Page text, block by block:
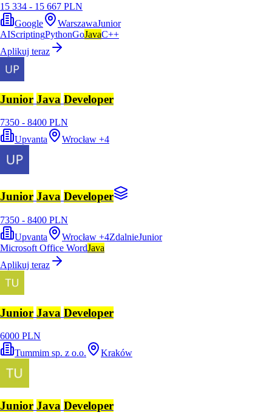
15 334 - 15 667 PLN
Google
WarszawaJunior
AIScriptingPythonGoJavaC++
Aplikuj teraz
Junior Java Developer
7350 - 8400 PLN
Upvanta
Wrocław +4
Junior Java Developer
7350 - 8400 PLN
Upvanta
Wrocław +4ZdalnieJunior
Microsoft Office WordJava
Aplikuj teraz
Junior Java Developer
6000 PLN
Tummim sp. z o.o.
Kraków
Junior Java Developer